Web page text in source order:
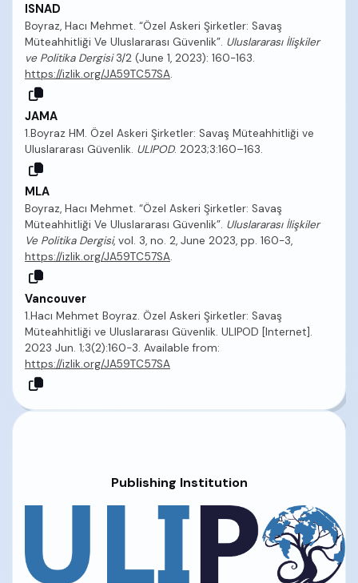
ISNAD
Boyraz, Hacı Mehmet. “Özel Askeri Şirketler: Savaş
Müteahhitliği Ve Uluslararası Güvenlik”. Uluslararası İlişkiler
ve Politika Dergisi3/2 (June 1, 2023): 160-163.
https://izlik.org/JA59TC57SA.
JAMA
1.Boyraz HM. Özel Askeri Şirketler: Savaş Müteahhitliği ve
Uluslararası Güvenlik. ULIPOD. 2023;3:160–163.
MLA
Boyraz, Hacı Mehmet. “Özel Askeri Şirketler: Savaş
Müteahhitliği Ve Uluslararası Güvenlik”. Uluslararası İlişkiler
Ve Politika Dergisi, vol. 3, no. 2, June 2023, pp. 160-3,
https://izlik.org/JA59TC57SA.
Vancouver
1.Hacı Mehmet Boyraz. Özel Askeri Şirketler: Savaş
Müteahhitliği ve Uluslararası Güvenlik. ULIPOD [Internet].
2023 Jun. 1;3(2):160-3. Available from:
https://izlik.org/JA59TC57SA
Publishing Institution